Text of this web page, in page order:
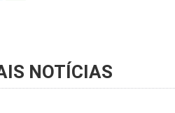
NOTÍCIAS